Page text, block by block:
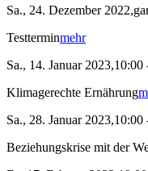
Sa., 24. Dezember
Testterminmehr
Sa., 14. Januar 2023,10:00
Klimagerechte Ernährung
Sa., 28. Januar 2023,10:00
Beziehungskrise mit der